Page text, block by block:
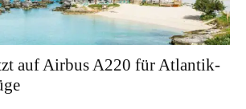
auf Airbus A220 für Atlantik-